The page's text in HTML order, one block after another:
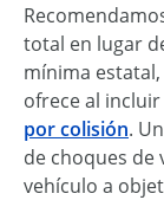
total en lugar
mínima
ofrece al incluir
por colisión.
de choques de
vehículo a